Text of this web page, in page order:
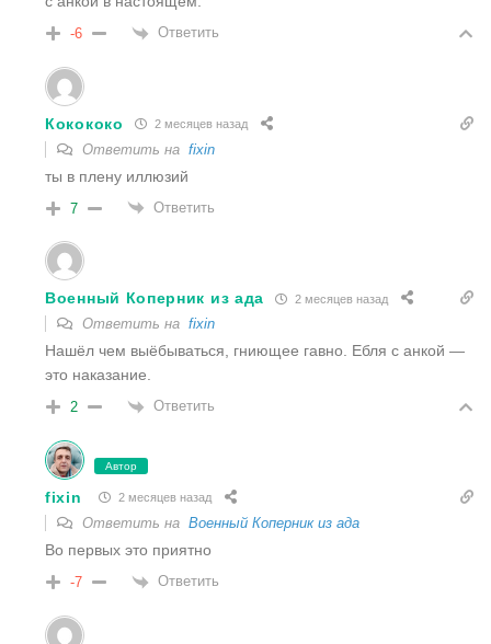
-6 Ответить
Кокококо 2 месяцев назад
Ответить на fixin
ты в плену иллюзий
7 Ответить
Военный Коперник из ада 2 месяцев назад
Ответить на fixin
Нашёл чем выёбываться, гниющее гавно. Ебля с анкой —
это наказание.
2 Ответить
Автор
fixin 2 месяцев назад
Ответить на Военный Коперник из ада
Во первых это приятно
-7 Ответить